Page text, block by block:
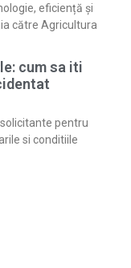
eficiență și
către Agricultura
cum sa iti
pentru
si conditiile